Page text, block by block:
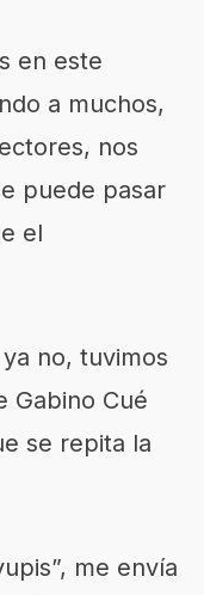
en este
a muchos,
nos
puede pasar
el
no, tuvimos
Gabino Cué
se repita la
me envía